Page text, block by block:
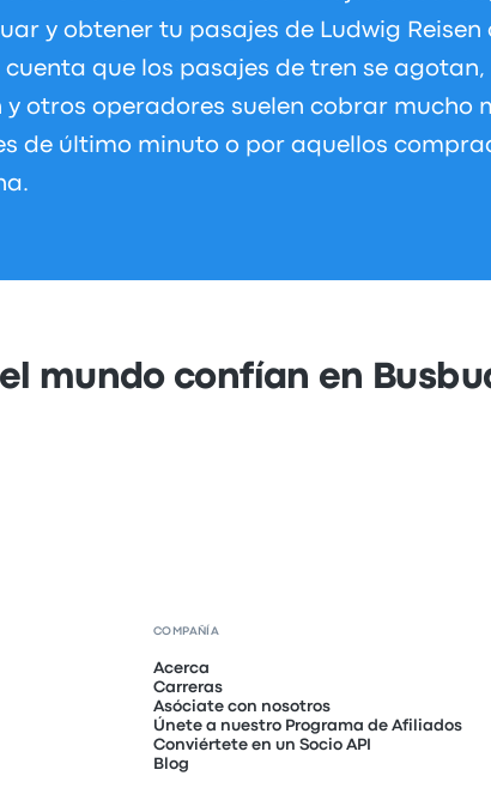
y obtener tu pasajes de Ludwig Reisen
cuenta que los pasajes de tren se agotan,
y otros operadores suelen cobrar mucho
de último minuto o por aquellos
mundo confían en
COMPAÑÍA
Acerca
Carreras
Asóciate con nosotros
Únete a nuestro Programa de Afiliados
Conviértete en un Socio API
Blog